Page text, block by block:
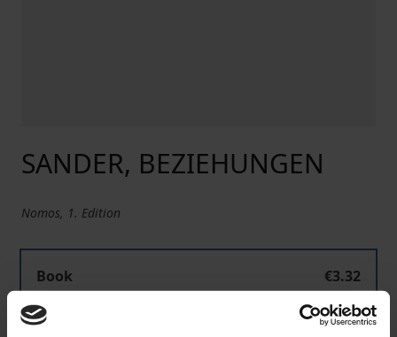
SANDER, BEZIEHUNGEN
Nomos, 1. Edition
Book
€3.32
ISBN 978-3-7890-9958-8